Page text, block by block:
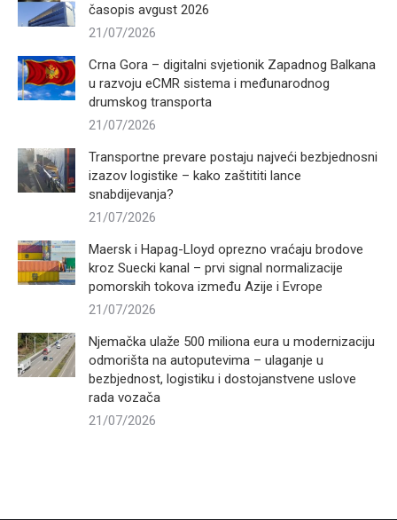
časopis avgust 2026
21/07/2026
Crna Gora – digitalni svjetionik Zapadnog Balkana
u razvoju eCMR sistema i međunarodnog
drumskog transporta
21/07/2026
Transportne prevare postaju najveći bezbjednosni
izazov logistike – kako zaštititi lance
snabdijevanja?
21/07/2026
Maersk i Hapag-Lloyd oprezno vraćaju brodove
kroz Suecki kanal – prvi signal normalizacije
pomorskih tokova između Azije i Evrope
21/07/2026
Njemačka ulaže 500 miliona eura u modernizaciju
odmorišta na autoputevima – ulaganje u
bezbjednost, logistiku i dostojanstvene uslove
rada vozača
21/07/2026